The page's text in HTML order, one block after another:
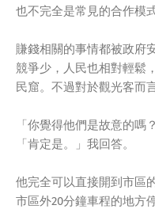
也不完全是常見的合作模
賺錢相關的事情都被政府
競爭少，人民也相對輕鬆
民窟。不過對於觀光客而
「你覺得他們是故意的嗎
「肯定是。」我回答。
他完全可以直接開到市區
市區外20分鐘車程的地方